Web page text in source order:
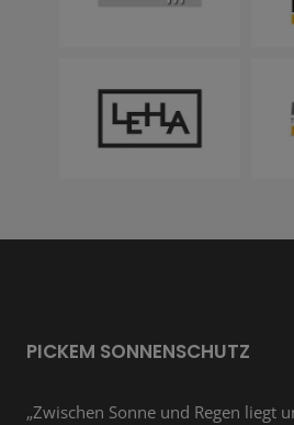
PICKEM SONNENSCHUTZ
„Zwischen Sonne und Regen liegt